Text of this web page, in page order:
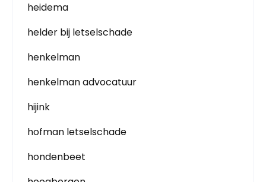
heidema
helder bij letselschade
henkelman
henkelman advocatuur
hijink
hofman letselschade
hondenbeet